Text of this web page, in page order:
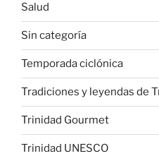
Salud
Sin categoría
Temporada ciclónica
Tradiciones y leyendas de
Trinidad Gourmet
Trinidad UNESCO